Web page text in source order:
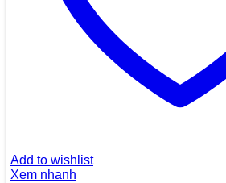
Add to wishlist
Xem nhanh